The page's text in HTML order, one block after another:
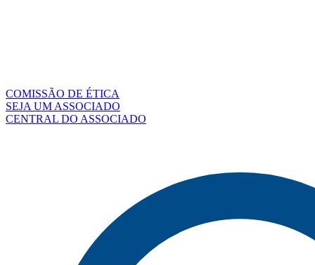
COMISSÃO DE ÉTICA
SEJA UM ASSOCIADO
CENTRAL DO ASSOCIADO